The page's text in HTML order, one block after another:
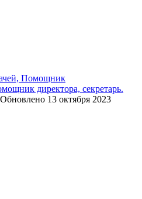
Помощник
директора, секретарь.
Обновлено 13 октября 2023